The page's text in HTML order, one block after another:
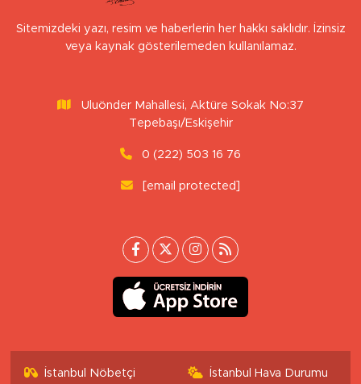
Sitemizdeki yazı, resim ve haberlerin her hakkı saklıdır. İzinsiz
veya kaynak gösterilemeden kullanılamaz.
Uluönder Mahallesi, Aktüre Sokak No:37
Tepebaşı/Eskişehir
0 (222) 503 16 76
[email protected]
İstanbul Nöbetçi
İstanbul Hava Durumu